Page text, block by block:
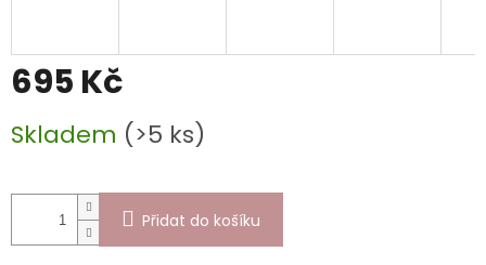
695 Kč
cena:
Skladem (>5 ks)
Přidat do košíku